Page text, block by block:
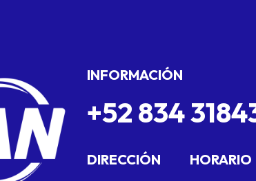
INFORMACIÓN
+52 834
DIRECCIÓN
HORARIO